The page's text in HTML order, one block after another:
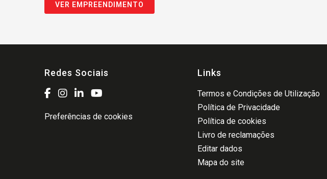
VER EMPREENDIMENTO
Redes Sociais
Preferências de cookies
Links
Termos e Condições de Utilização
Política de Privacidade
Política de cookies
Livro de reclamações
Editar dados
Mapa do site